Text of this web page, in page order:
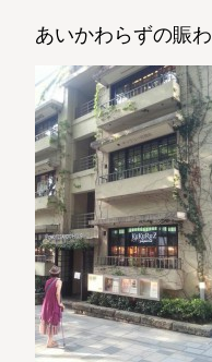
あいかわらずの賑